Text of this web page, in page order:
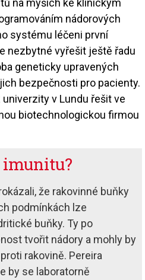
na myších ke klinickým
nádorových
systému léčeni první
nezbytné vyřešit ještě řadu
geneticky upravených
bezpečnosti pro pacienty.
v Lundu řešit ve
biotechnologickou firmou
že rakovinné buňky
podmínkách lze
buňky. Ty po
tvořit nádory a mohly by
rakovině. Pereira
by se laboratorně